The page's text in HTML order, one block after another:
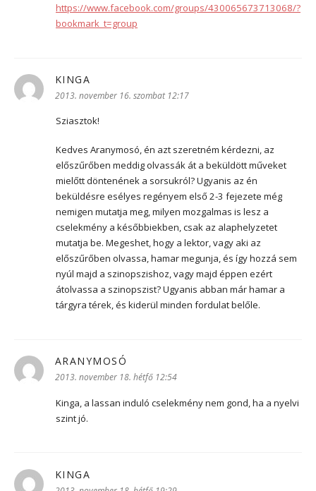
https://www.facebook.com/groups/430065673713068/?
bookmark_t=group
KINGA
2013. november 16. szombat 12:17
Sziasztok!
Kedves Aranymosó, én azt szeretném kérdezni, az
előszűrőben meddig olvassák át a beküldött műveket
mielőtt döntenének a sorsukról? Ugyanis az én
beküldésre esélyes regényem első 2-3 fejezete még
nemigen mutatja meg, milyen mozgalmas is lesz a
cselekmény a későbbiekben, csak az alaphelyzetet
mutatja be. Megeshet, hogy a lektor, vagy aki az
előszűrőben olvassa, hamar megunja, és így hozzá sem
nyúl majd a szinopszishoz, vagy majd éppen ezért
átolvassa a szinopszist? Ugyanis abban már hamar a
tárgyra térek, és kiderül minden fordulat belőle.
ARANYMOSÓ
2013. november 18. hétfő 12:54
Kinga, a lassan induló cselekmény nem gond, ha a nyelvi
szint jó.
KINGA